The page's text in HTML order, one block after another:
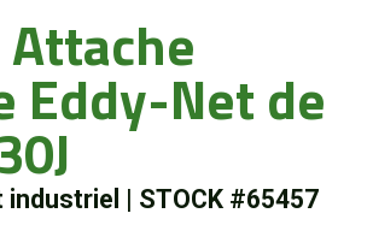
Eddy-Net de
industriel STOCK #65457
usagés
précision